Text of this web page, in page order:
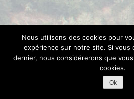
Nous utilisons des cookies pour
expérience sur notre site. Si vous
dernier, nous considérerons que
cookies.
Ok